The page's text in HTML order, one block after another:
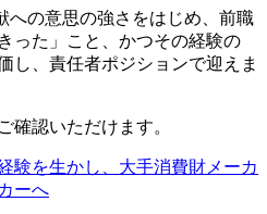
への意思の強さをはじめ、前職
った」こと、かつその経験の
し、責任者ポジションで迎えま
確認いただけます。
験を生かし、大手消費財メーカ
ーへ